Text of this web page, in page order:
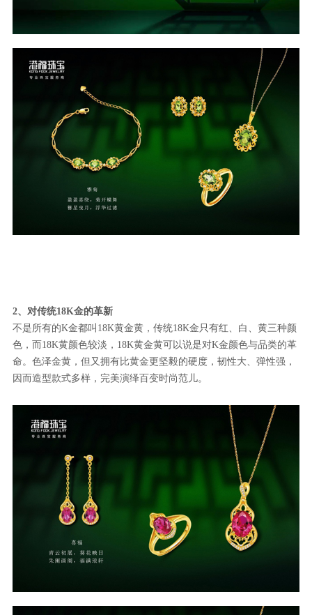
2、对传统18K金的革新
不是所有的K金都叫18K黄金黄，传统18K金只有红、白、黄三种颜
色，而18K黄颜色较淡，18K黄金黄可以说是对K金颜色与品类的革
命。色泽金黄，但又拥有比黄金更坚毅的硬度，韧性大、弹性强，
因而造型款式多样，完美演绎百变时尚范儿。